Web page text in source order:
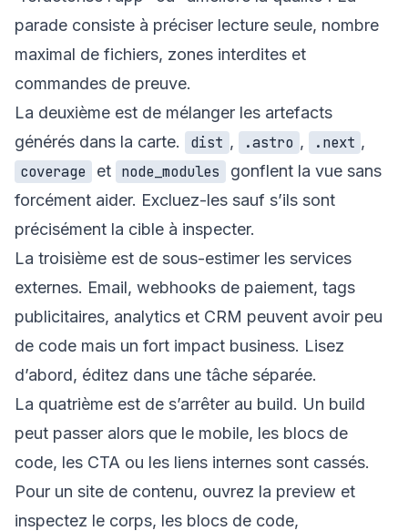
parade consiste à préciser lecture seule, nombre
maximal de fichiers, zones interdites et
commandes de preuve.
La deuxième est de mélanger les artefacts
générés dans la carte.
dist , .astro , .next ,
coverage
et node_modules
gonflent la vue sans
forcément aider. Excluez-les sauf s’ils sont
précisément la cible à inspecter.
La troisième est de sous-estimer les services
externes. Email, webhooks de paiement, tags
publicitaires, analytics et CRM peuvent avoir peu
de code mais un fort impact business. Lisez
d’abord, éditez dans une tâche séparée.
La quatrième est de s’arrêter au build. Un build
peut passer alors que le mobile, les blocs de
code, les CTA ou les liens internes sont cassés.
Pour un site de contenu, ouvrez la preview et
inspectez le corps, les blocs de code,